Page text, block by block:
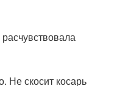
Не скосит косарь